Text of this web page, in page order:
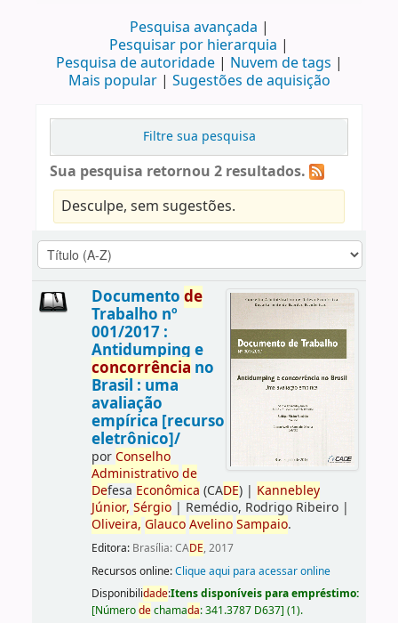
Pesquisa avançada
Pesquisar por hierarquia
Pesquisa de autoridade
Nuvem de tags
Mais popular
Sugestões de aquisição
Filtre sua pesquisa
Sua pesquisa retornou 2 resultados.
Desculpe, sem sugestões.
Documento de
Trabalho nº
001/2017 :
Antidumping e
concorrência no
Brasil : uma
avaliação
empírica [recurso
eletrônico]/
porConselho
Administrativo de
Defesa Econômica (CADE)| Kannebley
Júnior, Sérgio| Remédio, Rodrigo Ribeiro|
Oliveira, Glauco Avelino Sampaio.
Editora: Brasília: CADE, 2017
Recursos online:Clique aqui para acessar online
Disponibilidade:Itens disponíveis para empréstimo:
[Númerodechamada:341.3787 D637] (1).